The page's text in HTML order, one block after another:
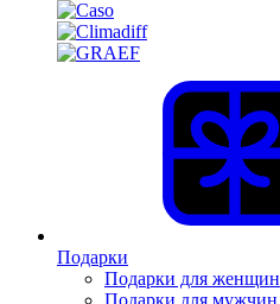
Подарки
Подарки для женщин
Подарки для мужчин